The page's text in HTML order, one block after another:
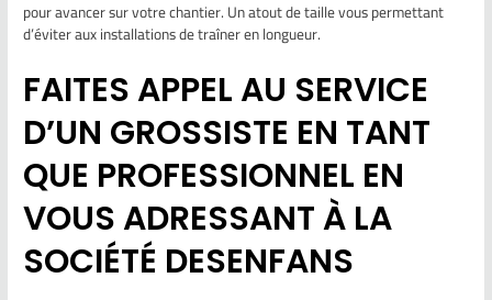
pour avancer sur votre chantier. Un atout de taille vous permettant
d’éviter aux installations de traîner en longueur.
FAITES APPEL AU SERVICE
D’UN GROSSISTE EN TANT
QUE PROFESSIONNEL EN
VOUS ADRESSANT À LA
SOCIÉTÉ DESENFANS